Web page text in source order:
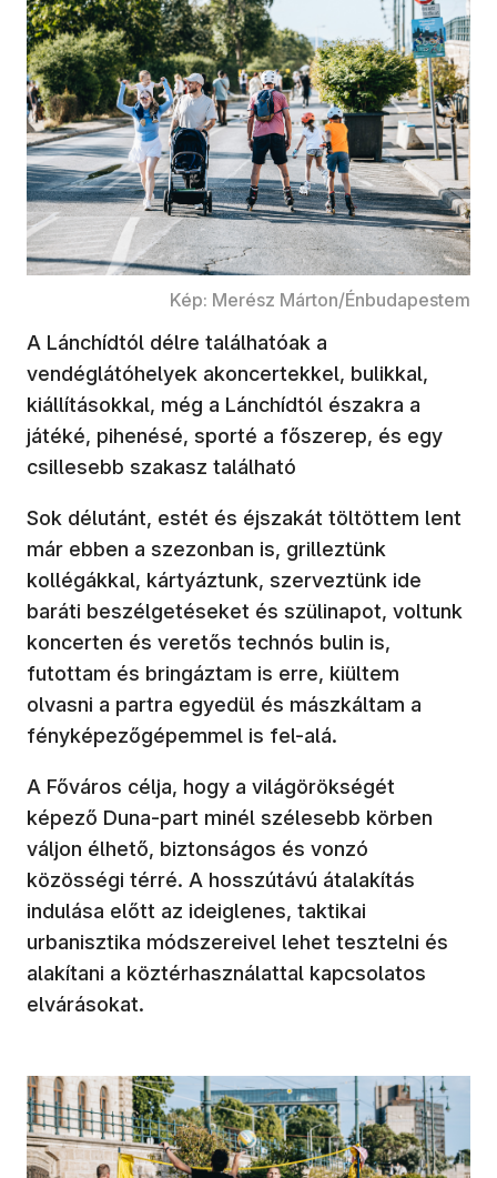
Kép: Merész Márton/Énbudapestem
A Lánchídtól délre találhatóak a
vendéglátóhelyek akoncertekkel, bulikkal,
kiállításokkal, még a Lánchídtól északra a
játéké, pihenésé, sporté a főszerep, és egy
csillesebb szakasz található
Sok délutánt, estét és éjszakát töltöttem lent
már ebben a szezonban is, grilleztünk
kollégákkal, kártyáztunk, szerveztünk ide
baráti beszélgetéseket és szülinapot, voltunk
koncerten és veretős technós bulin is,
futottam és bringáztam is erre, kiültem
olvasni a partra egyedül és mászkáltam a
fényképezőgépemmel is fel-alá.
A Főváros célja, hogy a világörökségét
képező Duna-part minél szélesebb körben
váljon élhető, biztonságos és vonzó
közösségi térré. A hosszútávú átalakítás
indulása előtt az ideiglenes, taktikai
urbanisztika módszereivel lehet tesztelni és
alakítani a köztérhasználattal kapcsolatos
elvárásokat.